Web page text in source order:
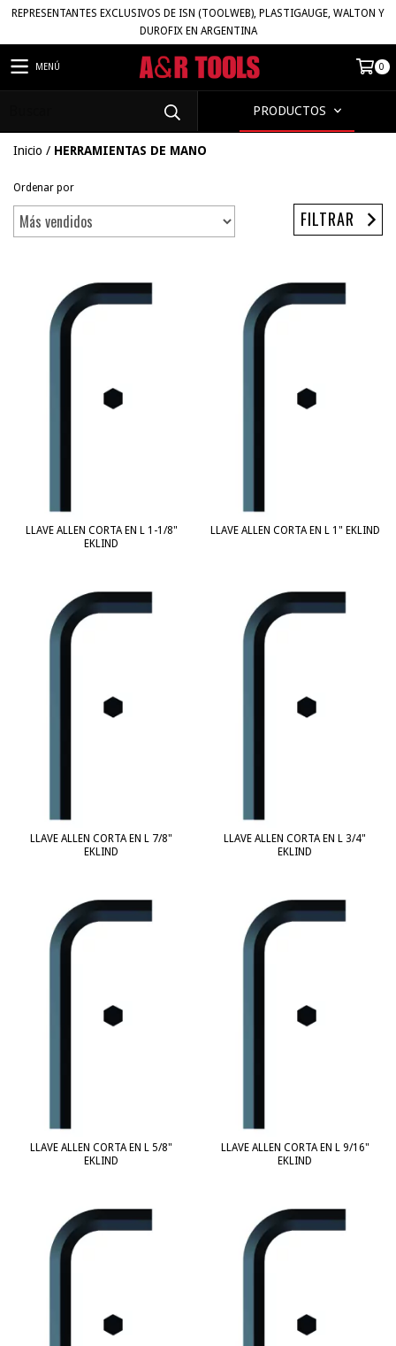
REPRESENTANTES EXCLUSIVOS DE ISN (TOOLWEB), PLASTIGAUGE, WALTON Y
DUROFIX EN ARGENTINA
MENÚ 0
PRODUCTOS
Inicio / HERRAMIENTAS DE MANO
Ordenar por
FILTRAR
LLAVE ALLEN CORTA EN L 1-1/8"
EKLIND
LLAVE ALLEN CORTA EN L 1" EKLIND
LLAVE ALLEN CORTA EN L 7/8"
EKLIND
LLAVE ALLEN CORTA EN L 3/4"
EKLIND
LLAVE ALLEN CORTA EN L 5/8"
EKLIND
LLAVE ALLEN CORTA EN L 9/16"
EKLIND